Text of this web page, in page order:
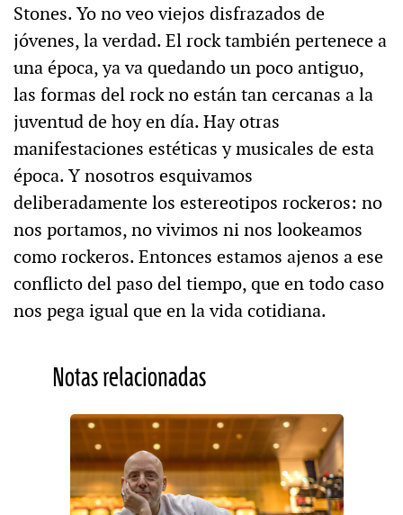
Stones. Yo no veo viejos disfrazados de
jóvenes, la verdad. El rock también pertenece a
una época, ya va quedando un poco antiguo,
las formas del rock no están tan cercanas a la
juventud de hoy en día. Hay otras
manifestaciones estéticas y musicales de esta
época. Y nosotros esquivamos
deliberadamente los estereotipos rockeros: no
nos portamos, no vivimos ni nos lookeamos
como rockeros. Entonces estamos ajenos a ese
conflicto del paso del tiempo, que en todo caso
nos pega igual que en la vida cotidiana.
Notas relacionadas